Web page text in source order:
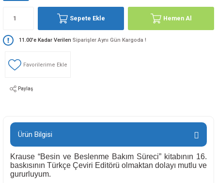
Sepete Ekle Hemen Al
11.00'e Kadar Verilen Siparişler Aynı Gün Kargoda !
Paylaş
Ürün Bilgisi
Krause “Besin ve Beslenme Bakım Süreci” kitabının 16.
baskısının Türkçe Çeviri Editörü olmaktan dolayı mutlu ve
gururluyum.